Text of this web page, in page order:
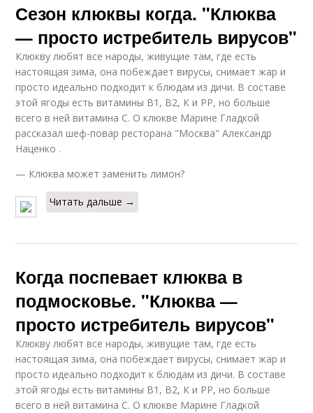
Сезон клюквы когда. "Клюква
— просто истребитель вирусов"
Клюкву любят все народы, живущие там, где есть
настоящая зима, она побеждает вирусы, снимает жар и
просто идеально подходит к блюдам из дичи. В составе
этой ягоды есть витамины В1, В2, К и РР, но больше
всего в ней витамина С. О клюкве Марине Гладкой
рассказал шеф-повар ресторана "Москва" Александр
Наценко .
— Клюква может заменить лимон?
Читать дальше →
Когда поспевает клюква в
подмосковье. "Клюква —
просто истребитель вирусов"
Клюкву любят все народы, живущие там, где есть
настоящая зима, она побеждает вирусы, снимает жар и
просто идеально подходит к блюдам из дичи. В составе
этой ягоды есть витамины В1, В2, К и РР, но больше
всего в ней витамина С. О клюкве Марине Гладкой